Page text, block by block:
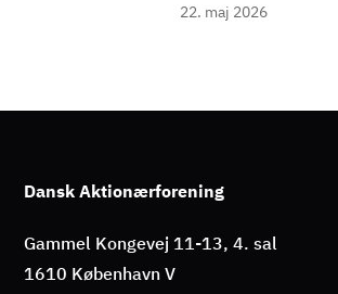
22. maj 2026
Dansk Aktionærforening
Gammel Kongevej 11-13, 4. sal
1610 København V